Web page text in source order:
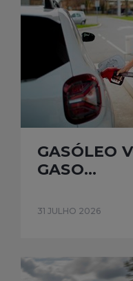
GASÓLEO
GASO...
31 JULHO 2026